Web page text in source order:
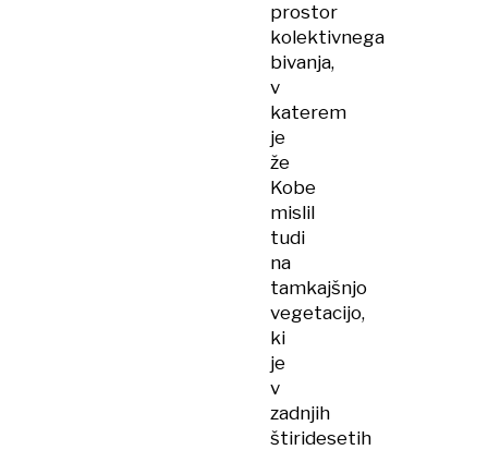
prostor
kolektivnega
bivanja,
v
katerem
je
že
Kobe
mislil
tudi
na
tamkajšnjo
vegetacijo,
ki
je
v
zadnjih
štiridesetih